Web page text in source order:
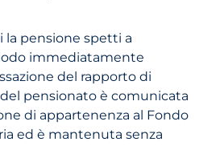
la pensione spetti a
immediatamente
del rapporto di
del pensionato è comunicata
di appartenenza al Fondo
ed è mantenuta senza